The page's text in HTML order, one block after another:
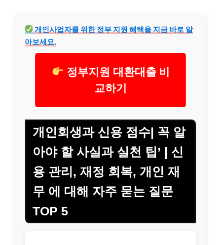
개인사업자를 위한 정부 지원 혜택을 지금 바로 알
아보세요.
정부지원 대환대출 비
교하기
개인회생과 신용 점수| 꼭 알
아야 할 사실과 실천 팁’ | 신
용 관리, 재정 회복, 개인 재
무 에 대해 자주 묻는 질문
TOP 5